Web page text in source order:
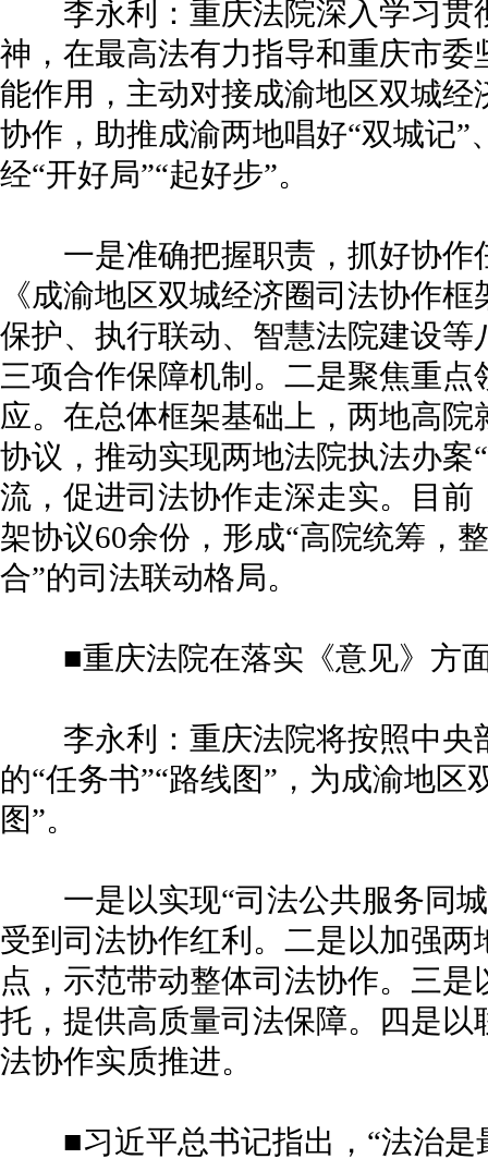
李永利：重庆法院深入学习贯
神，在最高法有力指导和重庆市
能作用，主动对接成渝地区双城
协作，助推成渝两地唱好“双城记”
经“开好局”“起好步”。
一是准确把握职责，抓好协作
《成渝地区双城经济圈司法协作
保护、执行联动、智慧法院建设
三项合作保障机制。二是聚焦重
应。在总体框架基础上，两地高
协议，推动实现两地法院执法办案
流，促进司法协作走深走实。目
架协议60余份，形成“高院统筹，
合”的司法联动格局。
■重庆法院在落实《意见》方
李永利：重庆法院将按照中央
的“任务书”“路线图”，为成渝地区
图”。
一是以实现“司法公共服务同城
受到司法协作红利。二是以加强
点，示范带动整体司法协作。三
托，提供高质量司法保障。四是
法协作实质推进。
■习近平总书记指出，“法治是